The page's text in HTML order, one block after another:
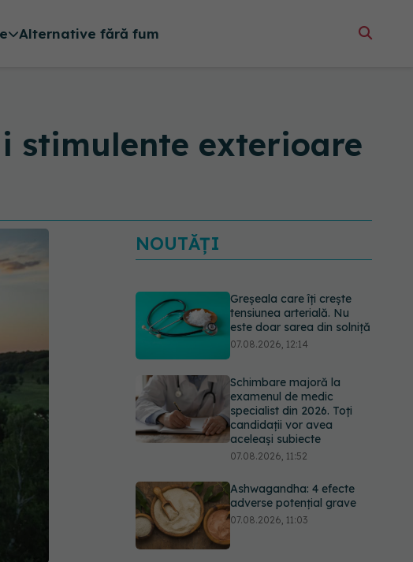
Alternative fără fum
stimulente exterioare
NOUTĂȚI
Greșeala care îți crește
tensiunea arterială. Nu
este doar sarea din solniță
07.08.2026, 12:14
Schimbare majoră la
examenul de medic
specialist din 2026. Toți
candidații vor avea
aceleași subiecte
07.08.2026, 11:52
Ashwagandha: 4 efecte
adverse potențial grave
07.08.2026, 11:03